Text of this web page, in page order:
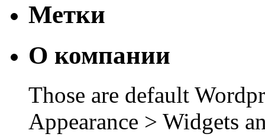
Метки
О компании
Those are default
Appearance > Widgets